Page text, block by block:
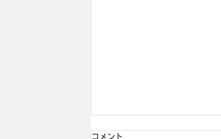
コメント